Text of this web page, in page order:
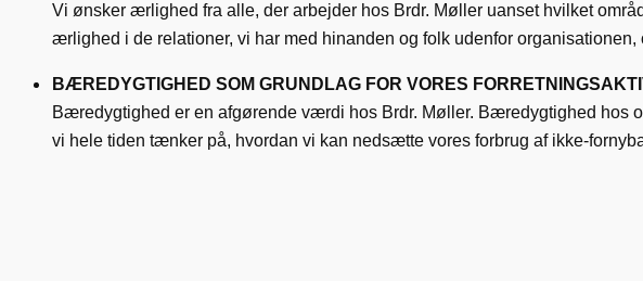
Vi ønsker ærlighed fra alle, der arbejder hos Brdr. Møller uanset hvilket
ærlighed i de relationer, vi har med hinanden og folk udenfor
BÆREDYGTIGHED SOM GRUNDLAG FOR VORES
Bæredygtighed er en afgørende værdi hos Brdr. Møller. Bæredygtighed hos
vi hele tiden tænker på, hvordan vi kan nedsætte vores forbrug af ikke-